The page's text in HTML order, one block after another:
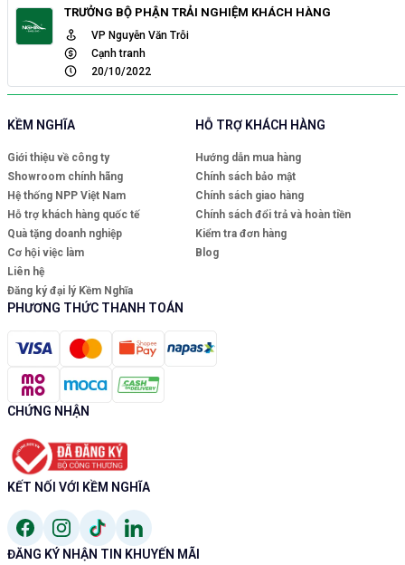
TRƯỞNG BỘ PHẬN TRẢI NGHIỆM KHÁCH HÀNG
VP Nguyễn Văn Trỗi
Cạnh tranh
20/10/2022
KỀM NGHĨA
Giới thiệu về công ty
Showroom chính hãng
Hệ thống NPP Việt Nam
Hỗ trợ khách hàng quốc tế
Quà tặng doanh nghiệp
Cơ hội việc làm
Liên hệ
Đăng ký đại lý Kềm Nghĩa
HỖ TRỢ KHÁCH HÀNG
Hướng dẫn mua hàng
Chính sách bảo mật
Chính sách giao hàng
Chính sách đổi trả và hoàn tiền
Kiểm tra đơn hàng
Blog
PHƯƠNG THỨC THANH TOÁN
CHỨNG NHẬN
KẾT NỐI VỚI KỀM NGHĨA
ĐĂNG KÝ NHẬN TIN KHUYẾN MÃI